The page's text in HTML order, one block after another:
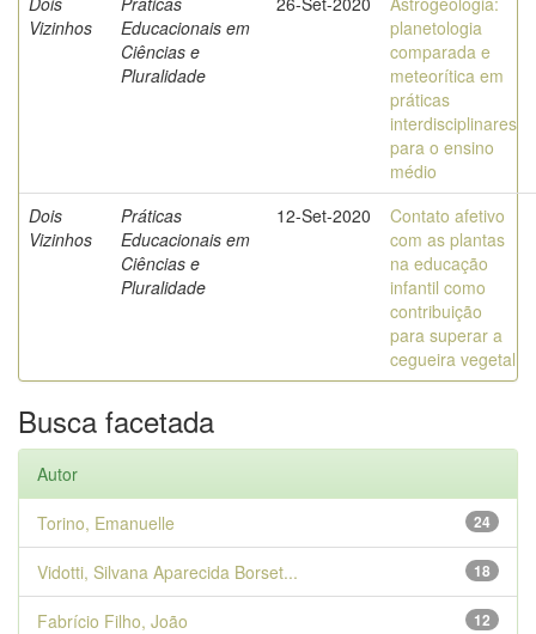
Vizinhos
Educacionais em
Ciências e
Pluralidade
planetologia
comparada e
meteorítica em
práticas
interdisciplinares
para o ensino
médio
Dois
Vizinhos
Práticas
Educacionais em
Ciências e
Pluralidade
12-Set-2020
Contato afetivo
com as plantas
na educação
infantil como
contribuição
para superar a
cegueira vegetal
Busca facetada
Autor
24
Torino, Emanuelle
18
Vidotti, Silvana Aparecida Borset...
12
Fabrício Filho, João